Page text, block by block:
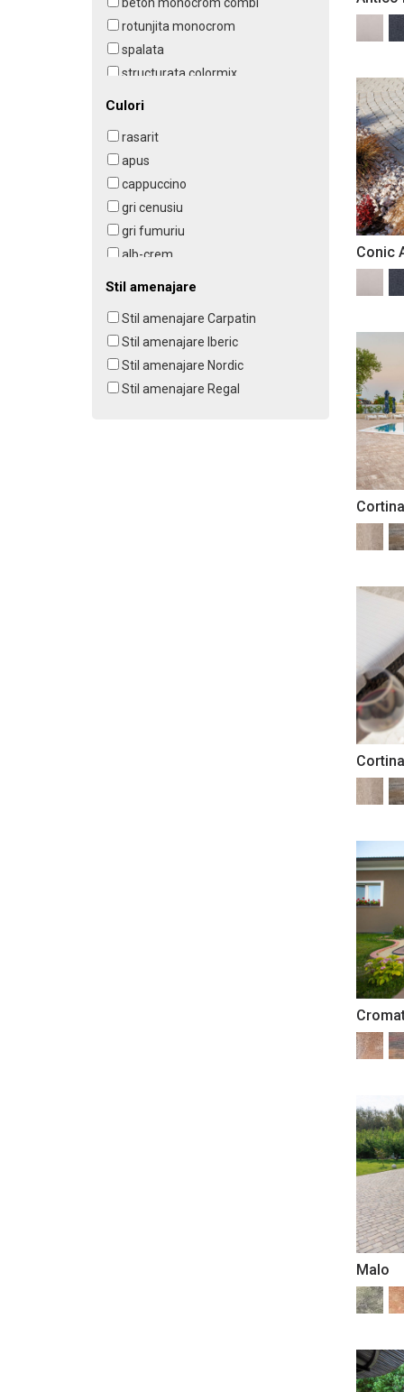
beton monocrom combi
rotunjita monocrom
spalata
structurata colormix
structurata monocrom
Culori
rasarit
apus
cappuccino
gri cenusiu
gri fumuriu
alb-crem
umbra alb-crem
ambra
antracit
umbra antracit
cafe
Stil amenajare
Stil amenajare Carpatin
Stil amenajare Iberic
Stil amenajare Nordic
Stil amenajare Regal
Conic
Malo